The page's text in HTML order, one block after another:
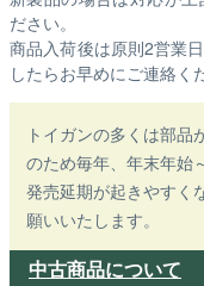
ださい。
商品入荷後は原則2営業
したらお早めにご連絡く
トイガンの多くは部
のため毎年、年末年始
発売延期が起きやすく
願いいたします。
中古商品について